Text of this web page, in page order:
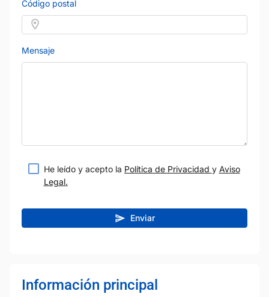
Código postal
Mensaje
He leído y acepto la Política de Privacidad y Aviso
Legal.
Enviar
Información principal